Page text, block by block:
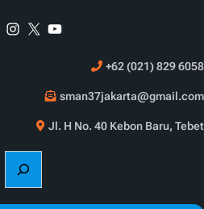
Instagram X YouTube
+62 (021) 829 6058
sman37jakarta@gmail.com
Jl. H No. 40 Kebon Baru, Tebet